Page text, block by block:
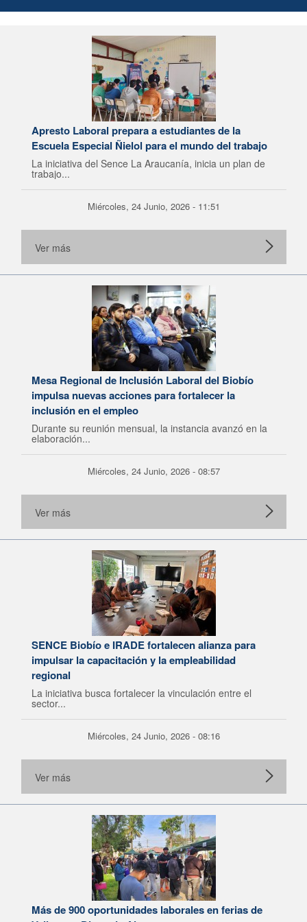
Apresto Laboral prepara a estudiantes de la
Escuela Especial Ñielol para el mundo del trabajo
La iniciativa del Sence La Araucanía, inicia un plan de
trabajo...
Miércoles, 24 Junio, 2026 - 11:51
Ver más
Mesa Regional de Inclusión Laboral del Biobío
impulsa nuevas acciones para fortalecer la
inclusión en el empleo
Durante su reunión mensual, la instancia avanzó en la
elaboración...
Miércoles, 24 Junio, 2026 - 08:57
Ver más
SENCE Biobío e IRADE fortalecen alianza para
impulsar la capacitación y la empleabilidad
regional
La iniciativa busca fortalecer la vinculación entre el
sector...
Miércoles, 24 Junio, 2026 - 08:16
Ver más
Más de 900 oportunidades laborales en ferias de